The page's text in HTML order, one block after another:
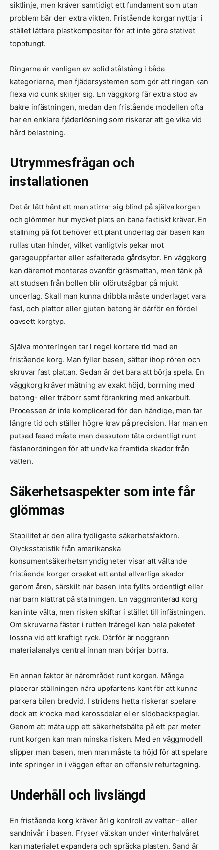
siktlinje, men kräver samtidigt ett fundament som utan
problem bär den extra vikten. Fristående korgar nyttjar i
stället lättare plastkompositer för att inte göra stativet
topptungt.
Ringarna är vanligen av solid stålstång i båda
kategorierna, men fjädersystemen som gör att ringen kan
flexa vid dunk skiljer sig. En väggkorg får extra stöd av
bakre infästningen, medan den fristående modellen ofta
har en enklare fjäderlösning som riskerar att ge vika vid
hård belastning.
Utrymmesfrågan och
installationen
Det är lätt hänt att man stirrar sig blind på själva korgen
och glömmer hur mycket plats en bana faktiskt kräver. En
ställning på fot behöver ett plant underlag där basen kan
rullas utan hinder, vilket vanligtvis pekar mot
garageuppfarter eller asfalterade gårdsytor. En väggkorg
kan däremot monteras ovanför gräsmattan, men tänk på
att studsen från bollen blir oförutsägbar på mjukt
underlag. Skall man kunna dribbla måste underlaget vara
fast, och plattor eller gjuten betong är därför en fördel
oavsett korgtyp.
Själva monteringen tar i regel kortare tid med en
fristående korg. Man fyller basen, sätter ihop rören och
skruvar fast plattan. Sedan är det bara att börja spela. En
väggkorg kräver mätning av exakt höjd, borrning med
betong- eller träborr samt förankring med ankarbult.
Processen är inte komplicerad för den händige, men tar
längre tid och ställer högre krav på precision. Har man en
putsad fasad måste man dessutom täta ordentligt runt
fästanordningen för att undvika framtida skador från
vatten.
Säkerhetsaspekter som inte får
glömmas
Stabilitet är den allra tydligaste säkerhetsfaktorn.
Olycksstatistik från amerikanska
konsumentsäkerhetsmyndigheter visar att vältande
fristående korgar orsakat ett antal allvarliga skador
genom åren, särskilt när basen inte fyllts ordentligt eller
när barn klättrat på ställningen. En väggmonterad korg
kan inte välta, men risken skiftar i stället till infästningen.
Om skruvarna fäster i rutten träregel kan hela paketet
lossna vid ett kraftigt ryck. Därför är noggrann
materialanalys central innan man börjar borra.
En annan faktor är närområdet runt korgen. Många
placerar ställningen nära uppfartens kant för att kunna
parkera bilen bredvid. I stridens hetta riskerar spelare
dock att krocka med karossdelar eller sidobackspeglar.
Genom att mäta upp ett säkerhetsbälte på ett par meter
runt korgen kan man minska risken. Med en väggmodell
slipper man basen, men man måste ta höjd för att spelare
inte springer in i väggen efter en offensiv returtagning.
Underhåll och livslängd
En fristående korg kräver årlig kontroll av vatten- eller
sandnivån i basen. Fryser vätskan under vinterhalvåret
kan materialet expandera och spräcka plasten. Sand är